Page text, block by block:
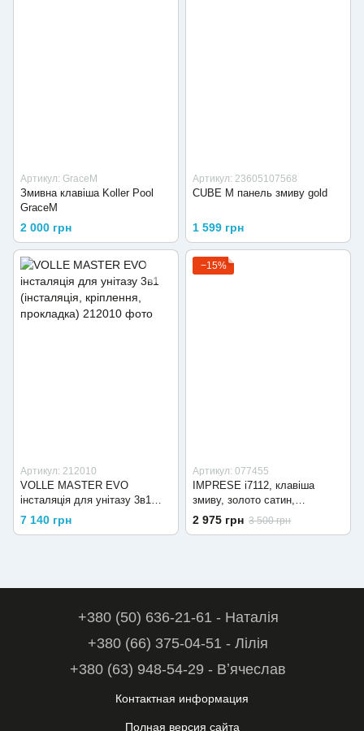
Артикул: GraceМ
Змивна клавіша Koller Pool
GraceМ
2 000 грн
Артикул: 23605107568
CUBE M панель змиву gold
1 599 грн
Артикул: 212010
VOLLE MASTER EVO
інсталяція для унітазу 3в1
(інсталяція, кріплення,
прокладка)
7 140 грн
−15%
Артикул: 077455
IMPRESE i7112, клавіша
змиву, золото сатин,
нержавіюча сталь
2 975 грн 3 500 грн
+380 (50) 636-21-61 - Наталія
+380 (66) 375-04-51 - Лілія
+380 (63) 948-54-29 - Вʼячеслав
Контактная информация
Полная версия сайта